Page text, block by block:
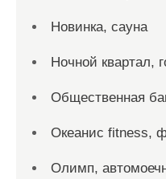
Новинка, сауна
Ночной квартал,
Общественная
Океанис fitness,
Олимп,